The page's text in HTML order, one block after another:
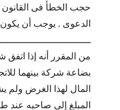
حجب الخطأ فى
الدعوى . يوجب أن يكون
من المقرر أنه إذا
بضاعة شركة بينهما
المال لهذا الغرض ولم
المبلغ إلى صاحبه عند